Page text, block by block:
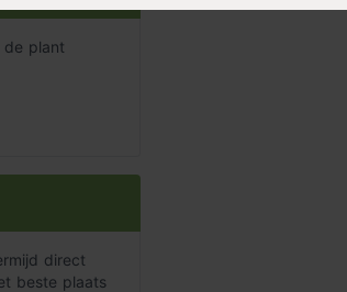
de plant
direct
beste plaats